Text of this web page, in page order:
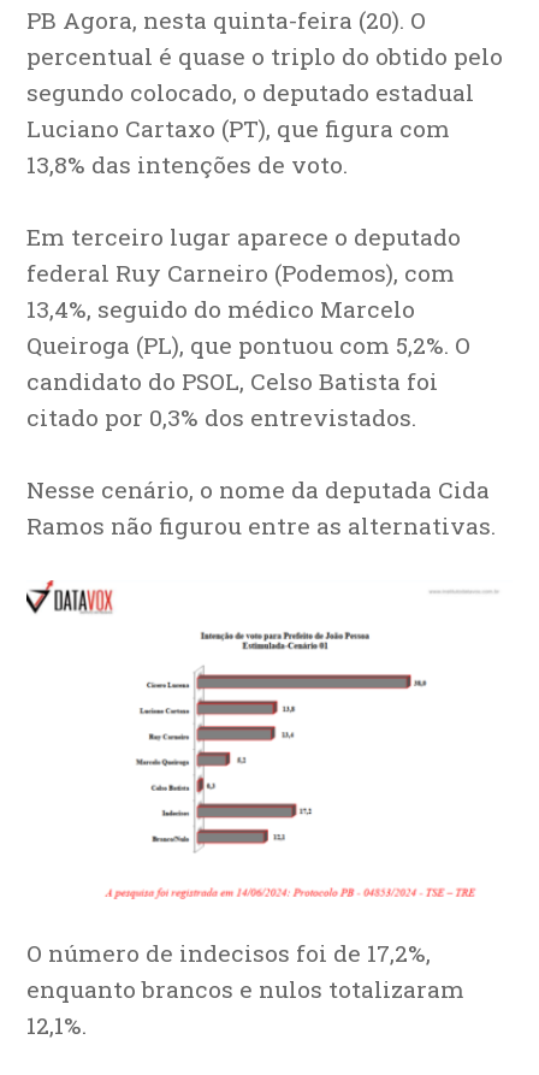
PB Agora, nesta quinta-feira (20). O
percentual é quase o triplo do obtido pelo
segundo colocado, o deputado estadual
Luciano Cartaxo (PT), que figura com
13,8% das intenções de voto.
Em terceiro lugar aparece o deputado
federal Ruy Carneiro (Podemos), com
13,4%, seguido do médico Marcelo
Queiroga (PL), que pontuou com 5,2%. O
candidato do PSOL, Celso Batista foi
citado por 0,3% dos entrevistados.
Nesse cenário, o nome da deputada Cida
Ramos não figurou entre as alternativas.
O número de indecisos foi de 17,2%,
enquanto brancos e nulos totalizaram
12,1%.